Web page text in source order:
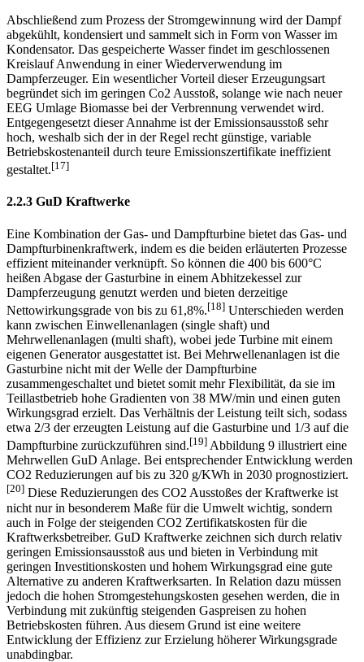
Abschließend zum Prozess der Stromgewinnung wird der Dampf
abgekühlt, kondensiert und sammelt sich in Form von Wasser im
Kondensator. Das gespeicherte Wasser findet im geschlossenen
Kreislauf Anwendung in einer Wiederverwendung im
Dampferzeuger. Ein wesentlicher Vorteil dieser Erzeugungsart
begründet sich im geringen Co2 Ausstoß, solange wie nach neuer
EEG Umlage Biomasse bei der Verbrennung verwendet wird.
Entgegengesetzt dieser Annahme ist der Emissionsausstoß sehr
hoch, weshalb sich der in der Regel recht günstige, variable
Betriebskostenanteil durch teure Emissionszertifikate ineffizient
gestaltet.[17]
2.2.3 GuD Kraftwerke
Eine Kombination der Gas- und Dampfturbine bietet das Gas- und
Dampfturbinenkraftwerk, indem es die beiden erläuterten Prozesse
effizient miteinander verknüpft. So können die 400 bis 600°C
heißen Abgase der Gasturbine in einem Abhitzekessel zur
Dampferzeugung genutzt werden und bieten derzeitige
Nettowirkungsgrade von bis zu 61,8%.[18] Unterschieden werden
kann zwischen Einwellenanlagen (single shaft) und
Mehrwellenanlagen (multi shaft), wobei jede Turbine mit einem
eigenen Generator ausgestattet ist. Bei Mehrwellenanlagen ist die
Gasturbine nicht mit der Welle der Dampfturbine
zusammengeschaltet und bietet somit mehr Flexibilität, da sie im
Teillastbetrieb hohe Gradienten von 38 MW/min und einen guten
Wirkungsgrad erzielt. Das Verhältnis der Leistung teilt sich, sodass
etwa 2/3 der erzeugten Leistung auf die Gasturbine und 1/3 auf die
Dampfturbine zurückzuführen sind.[19] Abbildung 9 illustriert eine
Mehrwellen GuD Anlage. Bei entsprechender Entwicklung werden
CO2 Reduzierungen auf bis zu 320 g/KWh in 2030 prognostiziert.
[20] Diese Reduzierungen des CO2 Ausstoßes der Kraftwerke ist
nicht nur in besonderem Maße für die Umwelt wichtig, sondern
auch in Folge der steigenden CO2 Zertifikatskosten für die
Kraftwerksbetreiber. GuD Kraftwerke zeichnen sich durch relativ
geringen Emissionsausstoß aus und bieten in Verbindung mit
geringen Investitionskosten und hohem Wirkungsgrad eine gute
Alternative zu anderen Kraftwerksarten. In Relation dazu müssen
jedoch die hohen Stromgestehungskosten gesehen werden, die in
Verbindung mit zukünftig steigenden Gaspreisen zu hohen
Betriebskosten führen. Aus diesem Grund ist eine weitere
Entwicklung der Effizienz zur Erzielung höherer Wirkungsgrade
unabdingbar.